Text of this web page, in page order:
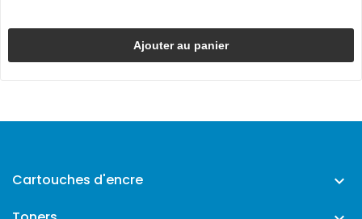
Ajouter au panier
Cartouches d'encre 